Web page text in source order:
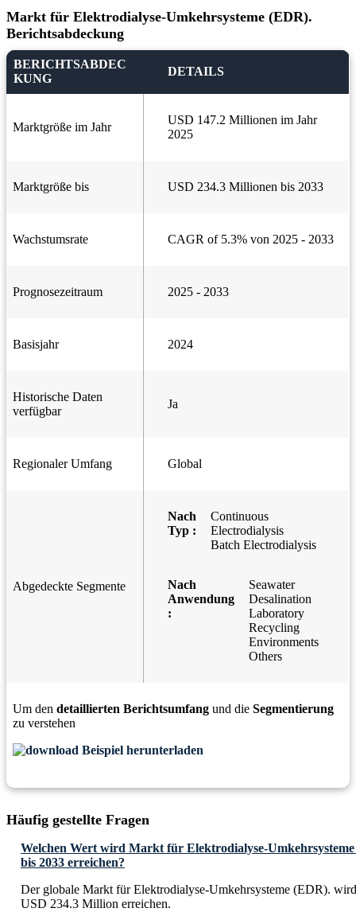
Markt für Elektrodialyse-Umkehrsysteme (EDR).
Berichtsabdeckung
BERICHTSABDEC
KUNG
DETAILS
Marktgröße im Jahr
USD 147.2 Millionen im Jahr
2025
Marktgröße bis USD 234.3 Millionen bis 2033
Wachstumsrate CAGR of 5.3% von 2025 - 2033
Prognosezeitraum 2025 - 2033
Basisjahr 2024
Historische Daten
verfügbar
Ja
Regionaler Umfang Global
Abgedeckte Segmente
Nach
Typ :
Continuous
Electrodialysis
Batch Electrodialysis
Nach
Anwendung
:
Seawater
Desalination
Laboratory
Recycling
Environments
Others
Um den detaillierten Berichtsumfang und die Segmentierung
zu verstehen
Beispiel herunterladen
Häufig gestellte Fragen
Welchen Wert wird Markt für Elektrodialyse-
bis 2033 erreichen?
Der globale Markt für Elektrodialyse-Umkehrsysteme (EDR).
USD 234.3 Million erreichen.